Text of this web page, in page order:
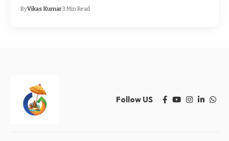
ByVikas Kumar3 Min Read
Follow US